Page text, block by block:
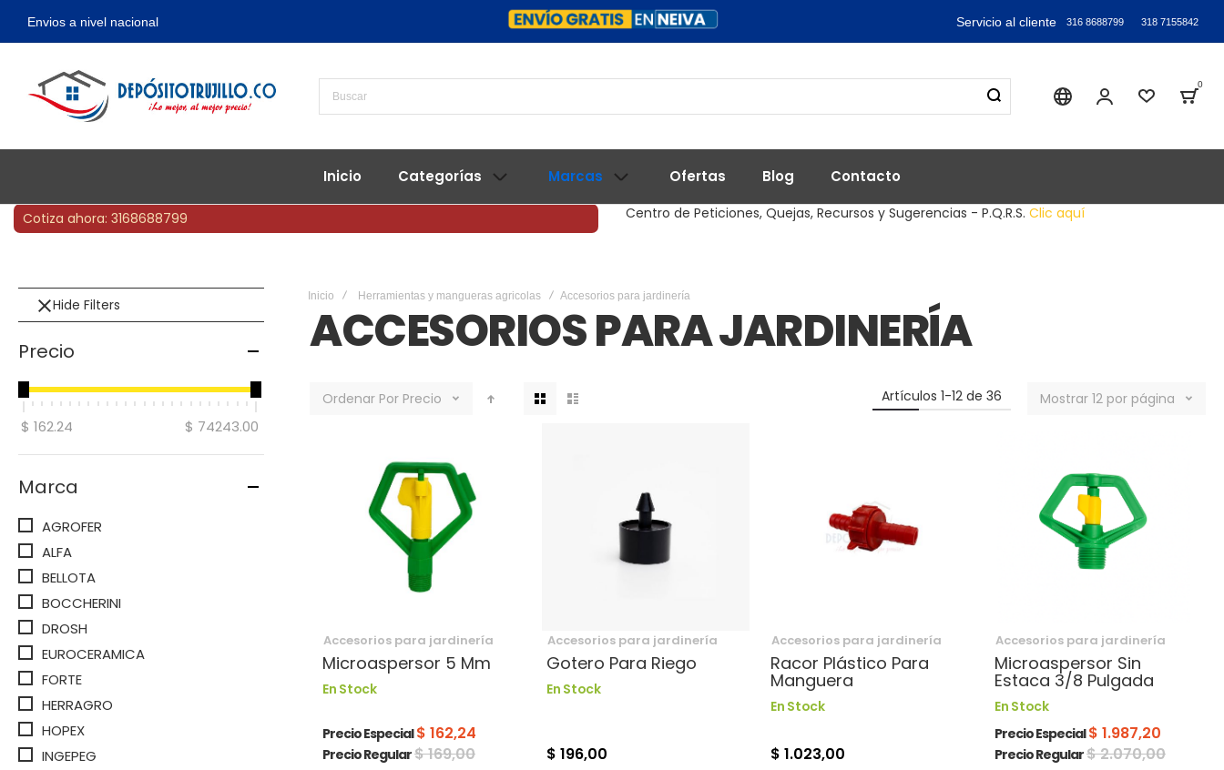
Envios a nivel nacional Servicio al cliente 316 8688799 318 7155842
Sika industry
Mi Cuenta
Lista de
0
Inicio Categorías Marcas Ofertas Blog Contacto
Cotiza ahora: 3168688799 Centro de Peticiones, Quejas, Recursos y Sugerencias - P.Q.R.S. Clic aquí
Inicio Herramientas y mangueras agricolas Accesorios para jardinería
ACCESORIOS PARA JARDINERÍA
Ordenar Por Precio
Ver
como
Artículos 1-12 de 36 Mostrar 12 por página
Accesorios para jardinería
Microaspersor 5 Mm
En Stock
Precio Especial $ 162,24
Precio Regular$ 169,00
Accesorios para jardinería
Gotero Para Riego
En Stock
$ 196,00
Accesorios para jardinería
Racor Plástico Para
Manguera
En Stock
$ 1.023,00
Accesorios para jardinería
Microaspersor Sin
Estaca 3/8 Pulgada
En Stock
Precio Especial $ 1.987,20
Precio Regular$ 2.070,00
Hide Filters
Precio
$ 162.24 $ 74243.00
Marca
AGROFER
ALFA
BELLOTA
BOCCHERINI
DROSH
EUROCERAMICA
FORTE
HERRAGRO
HOPEX
INGEPEG